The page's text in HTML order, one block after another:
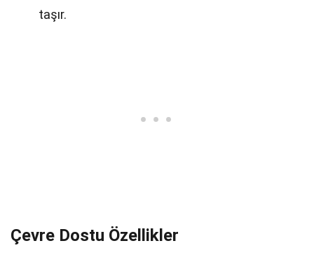
taşır.
Çevre Dostu Özellikler